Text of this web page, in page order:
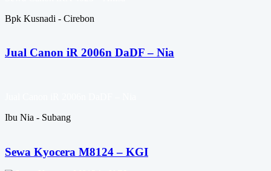
Bpk Kusnadi - Cirebon
Jual Canon iR 2006n DaDF – Nia
Ibu Nia - Subang
Sewa Kyocera M8124 – KGI